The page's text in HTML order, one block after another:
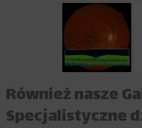
Również nasze
Specjalistyczne